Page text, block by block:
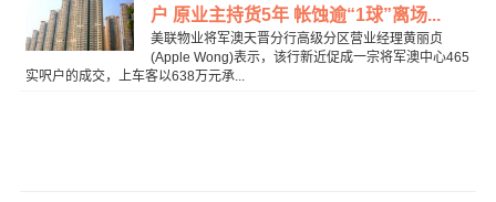
户 原业主持货5年 帐蚀逾“1球”离场...
美联物业将军澳天晋分行高级分区营业经理黄丽贞
(Apple Wong)表示，该行新近促成一宗将军澳中心465
实呎户的成交，上车客以638万元承...